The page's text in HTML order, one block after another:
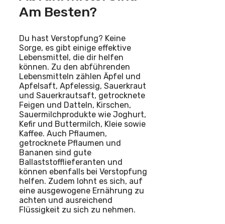
Am Besten?
Du hast Verstopfung? Keine
Sorge, es gibt einige effektive
Lebensmittel, die dir helfen
können. Zu den abführenden
Lebensmitteln zählen Äpfel und
Apfelsaft, Apfelessig, Sauerkraut
und Sauerkrautsaft, getrocknete
Feigen und Datteln, Kirschen,
Sauermilchprodukte wie Joghurt,
Kefir und Buttermilch, Kleie sowie
Kaffee. Auch Pflaumen,
getrocknete Pflaumen und
Bananen sind gute
Ballaststofflieferanten und
können ebenfalls bei Verstopfung
helfen. Zudem lohnt es sich, auf
eine ausgewogene Ernährung zu
achten und ausreichend
Flüssigkeit zu sich zu nehmen.